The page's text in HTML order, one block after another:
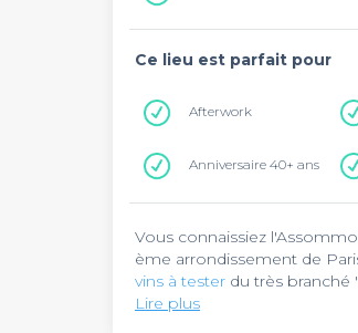
Ce lieu est parfait pour
Afterwork
Anniversaire 40+ ans
Vous connaissiez
ème arrondissement de
vins à tester du très branché
Lire plus